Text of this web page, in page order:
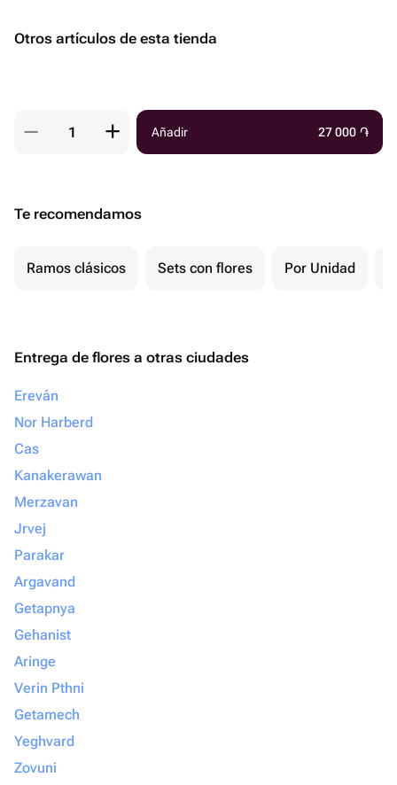
Otros artículos de esta tienda
Añadir 27 000 ֏
Te recomendamos
Ramos clásicos Sets con flores Por Unidad
Entrega de flores a otras ciudades
Ereván
Nor Harberd
Cas
Kanakerawan
Merzavan
Jrvej
Parakar
Argavand
Getapnya
Gehanist
Aringe
Verin Pthni
Getamech
Yeghvard
Zovuni